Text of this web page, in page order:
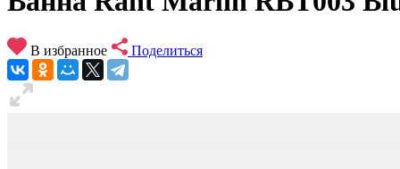
В избранное Поделиться